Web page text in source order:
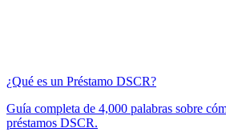
¿Qué es un Préstamo DSCR?
Guía completa de 4,000 palabras sobre
préstamos DSCR.